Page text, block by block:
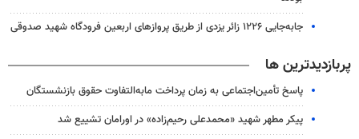
جابه‌جایی ۱۲۲۶ زائر یزدی از طریق پروازهای اربعین فرودگاه شهید صدوقی
پربازدیدترین ها
پاسخ تأمین‌اجتماعی به زمان پرداخت مابه‌التفاوت حقوق بازنشستگان
پیکر مطهر شهید «محمدعلی رحیم‌زاده» در اورامان تشییع شد